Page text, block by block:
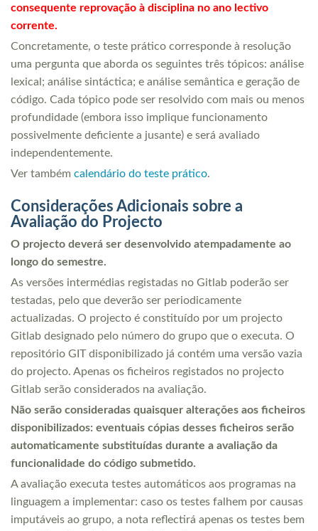
consequente reprovação à disciplina no ano lectivo
corrente.
Concretamente, o teste prático corresponde à resolução
uma pergunta que aborda os seguintes três tópicos: análise
lexical; análise sintáctica; e análise semântica e geração de
código. Cada tópico pode ser resolvido com mais ou menos
profundidade (embora isso implique funcionamento
possivelmente deficiente a jusante) e será avaliado
independentemente.
Ver também calendário do teste prático.
Considerações Adicionais sobre a
Avaliação do Projecto
O projecto deverá ser desenvolvido atempadamente ao
longo do semestre.
As versões intermédias registadas no Gitlab poderão ser
testadas, pelo que deverão ser periodicamente
actualizadas. O projecto é constituído por um projecto
Gitlab designado pelo número do grupo que o executa. O
repositório GIT disponibilizado já contém uma versão vazia
do projecto. Apenas os ficheiros registados no projecto
Gitlab serão considerados na avaliação.
Não serão consideradas quaisquer alterações aos ficheiros
disponibilizados: eventuais cópias desses ficheiros serão
automaticamente substituídas durante a avaliação da
funcionalidade do código submetido.
A avaliação executa testes automáticos aos programas na
linguagem a implementar: caso os testes falhem por causas
imputáveis ao grupo, a nota reflectirá apenas os testes bem